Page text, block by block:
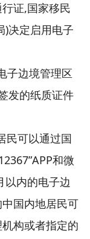
证,国家移民
)决定启用电子
子边境管理区
发的纸质证件
民可以通过国
和微
以内的电子边
国内地居民可
构或者指定的